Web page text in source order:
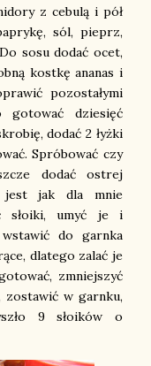
z cebulą i pół
sól, pieprz,
sosu dodać ocet,
kostkę ananas i
pozostałymi
gotować dziesięć
dodać 2 łyżki
Spróbować czy
dodać ostrej
jak dla mnie
słoiki, umyć je i
do garnka
dlatego zalać je
zmniejszyć
w garnku,
9 słoików o